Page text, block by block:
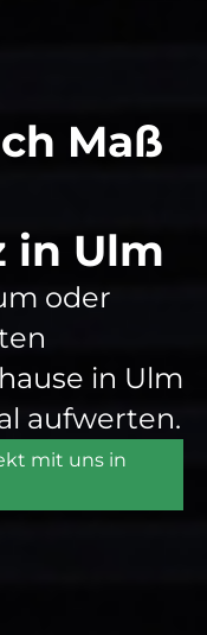
Maß
in Ulm
oder
in Ulm
aufwerten.
mit uns in